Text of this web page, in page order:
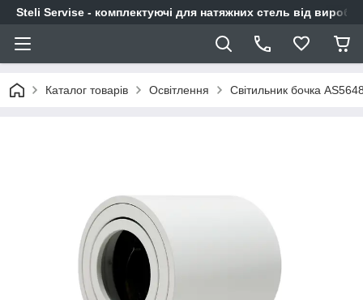
Steli Servise - комплектуючі для натяжних стель від
Каталог товарів Освітлення Світильник бочка